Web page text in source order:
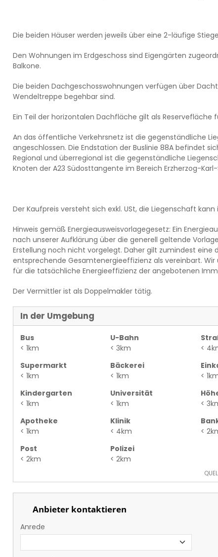
Die beiden Häuser werden jeweils über eine 2-läufige
Den Wohnungen im Erdgeschoss sind Eigengärten
Balkone.
Die beiden Dachgeschosswohnungen verfügen über
Wendeltreppe begehbar sind.
Ein Teil der horizontalen Dachfläche gilt als Reservefläche
An das öffentliche Verkehrsnetz ist die gegenständliche
angeschlossen. Die Endstation der Buslinie 88A befindet
Regional und überregional ist die gegenständliche
Knoten der A23 Südosttangente im Bereich Erzherzog-
Der Kaufpreis versteht sich exkl. USt, die Liegenschaft
Hinweis gemäß Energieausweisvorlagegesetz: Ein
nach unserer Aufklärung über die generell geltende
Erstellung noch nicht vorgelegt. Daher gilt zumindest eine
entsprechende Gesamtenergieeffizienz als vereinbart.
für die tatsächliche Energieeffizienz der angebotenen
Der Vermittler ist als Doppelmakler tätig.
In der Umgebung
Bus
< 1km
U-Bahn
< 3km
<
Supermarkt
< 1km
Bäckerei
< 1km
<
Kindergarten
< 1km
Universität
< 1km
<
Apotheke
< 1km
Klinik
< 4km
<
Post
< 2km
Polizei
< 2km
Anbieter kontaktieren
Anrede